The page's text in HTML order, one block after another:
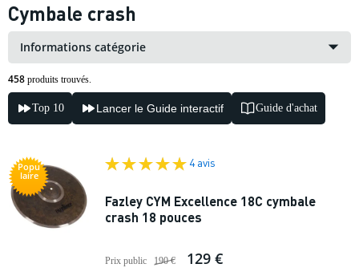
Cymbale crash
Informations catégorie
458 produits trouvés.
Top 10 Lancer le Guide interactif Guide d'achat
Popu
laire
4 avis
Fazley CYM Excellence 18C cymbale
crash 18 pouces
Prix public 190 € 129 €